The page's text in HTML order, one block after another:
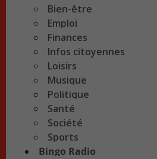
Bien-être
Emploi
Finances
Infos citoyennes
Loisirs
Musique
Politique
Santé
Société
Sports
Bingo Radio